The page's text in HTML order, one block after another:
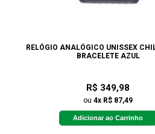
RELÓGIO ANALÓGICO UNISSEX
BRACELETE AZUL
R$ 349,98
ou 4x R$ 87,49
Adicionar ao Carrinho